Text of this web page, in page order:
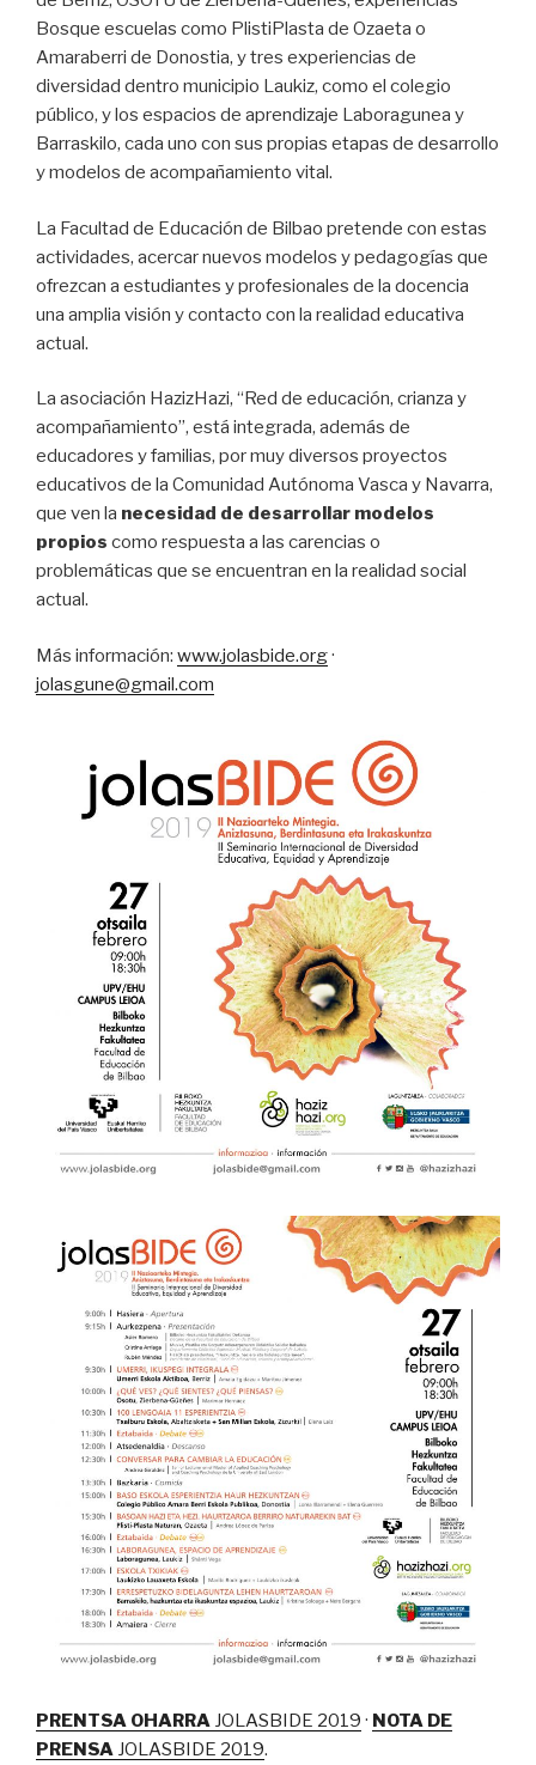
Bosque escuelas como PlistiPlasta de Ozaeta o
Amaraberri de Donostia, y tres experiencias de
diversidad dentro municipio Laukiz, como el colegio
público, y los espacios de aprendizaje Laboragunea y
Barraskilo, cada uno con sus propias etapas de desarrollo
y modelos de acompañamiento vital.
La Facultad de Educación de Bilbao pretende con estas
actividades, acercar nuevos modelos y pedagogías que
ofrezcan a estudiantes y profesionales de la docencia
una amplia visión y contacto con la realidad educativa
actual.
La asociación HazizHazi, “Red de educación, crianza y
acompañamiento”, está integrada, además de
educadores y familias, por muy diversos proyectos
educativos de la Comunidad Autónoma Vasca y Navarra,
que ven la necesidad de desarrollar modelos
propios como respuesta a las carencias o
problemáticas que se encuentran en la realidad social
actual.
Más información: www.jolasbide.org·
jolasgune@gmail.com
PRENTSA OHARRA JOLASBIDE 2019 · NOTA DE
PRENSA JOLASBIDE 2019.